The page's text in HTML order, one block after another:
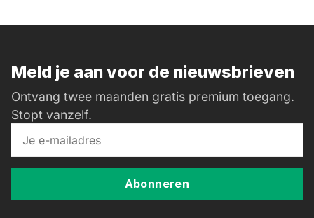
Meld je aan voor de nieuwsbrieven
Ontvang twee maanden gratis premium toegang.
Stopt vanzelf.
Abonneren